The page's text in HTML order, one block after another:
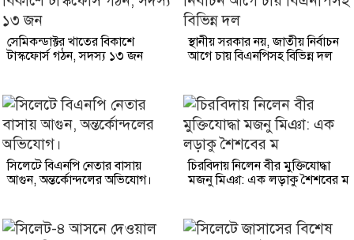
সেমিকন্ডাক্টর খাতের বিকাশে
টাস্কফোর্স গঠন, সদস্য ১৩ জন
স্থানীয় সরকার নয়, জাতীয় নির্বাচন
আগে চায় বিএনপিসহ বিভিন্ন দল
সিলেটে বিএনপি নেতার বাসায়
আগুন, অন্তর্কোন্দলের অভিযোগ।
চিরবিদায় নিলেন বীর মুক্তিযোদ্ধা
মজনু মিঞা: এক লড়াকু শৈশবের ম